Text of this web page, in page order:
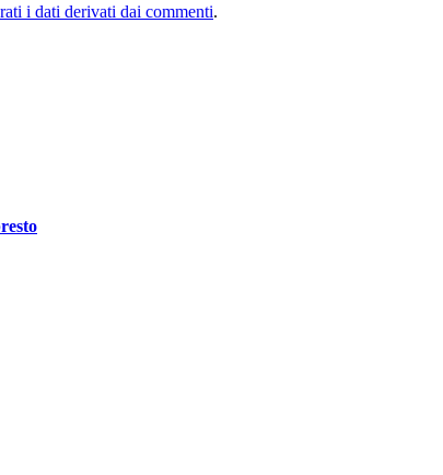
i dati derivati dai commenti.